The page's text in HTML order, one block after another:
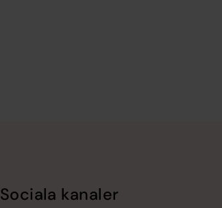
Sociala kanaler